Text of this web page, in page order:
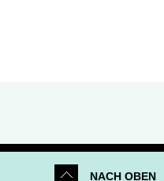
NACH OBEN